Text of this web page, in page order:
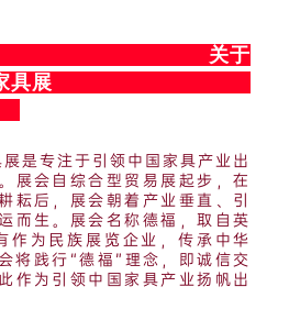
于
德福家具展
是专注于引领中国家具产业出
展会自综合型贸易展起步，在
耘后，展会朝着产业垂直、引
而生。展会名称德福，取自英
作为民族展览企业，传承中华
将践行“德福”理念，即诚信交
作为引领中国家具产业扬帆出